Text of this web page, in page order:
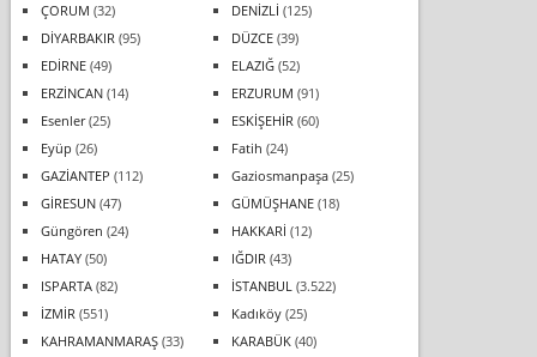
ÇORUM (32) DENİZLİ (125)
DİYARBAKIR (95) DÜZCE(39)
EDİRNE(49) ELAZIĞ(52)
ERZİNCAN(14) ERZURUM (91)
Esenler(25) ESKİŞEHİR (60)
Eyüp (26) Fatih (24)
GAZİANTEP (112) Gaziosmanpaşa(25)
GİRESUN(47) GÜMÜŞHANE(18)
Güngören (24) HAKKARİ (12)
HATAY(50) IĞDIR (43)
ISPARTA(82) İSTANBUL (3.522)
İZMİR (551) Kadıköy(25)
KAHRAMANMARAŞ(33) KARABÜK(40)